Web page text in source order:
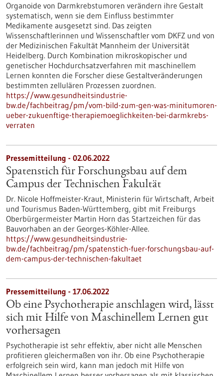
Organoide von Darmkrebstumoren verändern ihre Gestalt
systematisch, wenn sie dem Einfluss bestimmter
Medikamente ausgesetzt sind. Das zeigten
Wissenschaftlerinnen und Wissenschaftler vom DKFZ und von
der Medizinischen Fakultät Mannheim der Universität
Heidelberg. Durch Kombination mikroskopischer und
genetischer Hochdurchsatzverfahren mit maschinellem
Lernen konnten die Forscher diese Gestaltveränderungen
bestimmten zellulären Prozessen zuordnen.
https://www.gesundheitsindustrie-
bw.de/fachbeitrag/pm/vom-bild-zum-gen-was-minitumoren-
ueber-zukuenftige-therapiemoeglichkeiten-bei-darmkrebs-
verraten
Pressemitteilung - 02.06.2022
Spatenstich für Forschungsbau auf dem
Campus der Technischen Fakultät
Dr. Nicole Hoffmeister-Kraut, Ministerin für Wirtschaft, Arbeit
und Tourismus Baden-Württemberg, gibt mit Freiburgs
Oberbürgermeister Martin Horn das Startzeichen für das
Bauvorhaben an der Georges-Köhler-Allee.
https://www.gesundheitsindustrie-
bw.de/fachbeitrag/pm/spatenstich-fuer-forschungsbau-auf-
dem-campus-der-technischen-fakultaet
Pressemitteilung - 17.06.2022
Ob eine Psychotherapie anschlagen wird, lässt
sich mit Hilfe von Maschinellem Lernen gut
vorhersagen
Psychotherapie ist sehr effektiv, aber nicht alle Menschen
profitieren gleichermaßen von ihr. Ob eine Psychotherapie
erfolgreich sein wird, kann man jedoch mit Hilfe von